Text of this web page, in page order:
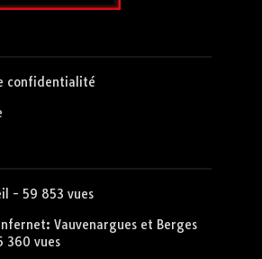
confidentialité
- 59 853 vues
Vauvenargues et Berges
360 vues